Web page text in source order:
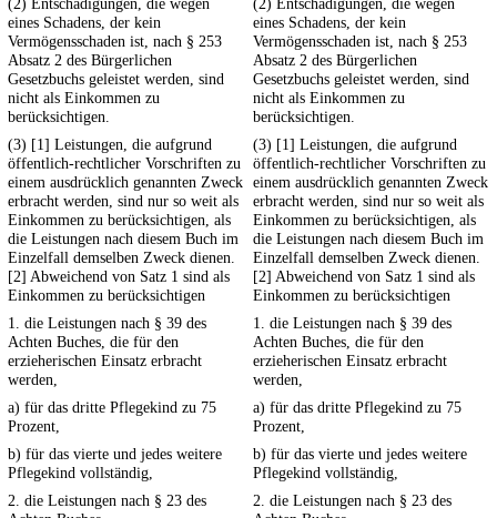
(2) Entschädigungen, die wegen
eines Schadens, der kein
Vermögensschaden ist, nach § 253
Absatz 2 des Bürgerlichen
Gesetzbuchs geleistet werden, sind
nicht als Einkommen zu
berücksichtigen.
(2) Entschädigungen, die wegen
eines Schadens, der kein
Vermögensschaden ist, nach § 253
Absatz 2 des Bürgerlichen
Gesetzbuchs geleistet werden, sind
nicht als Einkommen zu
berücksichtigen.
(3) [1] Leistungen, die aufgrund
öffentlich-rechtlicher Vorschriften zu
einem ausdrücklich genannten Zweck
erbracht werden, sind nur so weit als
Einkommen zu berücksichtigen, als
die Leistungen nach diesem Buch im
Einzelfall demselben Zweck dienen.
[2] Abweichend von Satz 1 sind als
Einkommen zu berücksichtigen
(3) [1] Leistungen, die aufgrund
öffentlich-rechtlicher Vorschriften zu
einem ausdrücklich genannten Zweck
erbracht werden, sind nur so weit als
Einkommen zu berücksichtigen, als
die Leistungen nach diesem Buch im
Einzelfall demselben Zweck dienen.
[2] Abweichend von Satz 1 sind als
Einkommen zu berücksichtigen
1. die Leistungen nach § 39 des
Achten Buches, die für den
erzieherischen Einsatz erbracht
werden,
1. die Leistungen nach § 39 des
Achten Buches, die für den
erzieherischen Einsatz erbracht
werden,
a) für das dritte Pflegekind zu 75
Prozent,
a) für das dritte Pflegekind zu 75
Prozent,
b) für das vierte und jedes weitere
Pflegekind vollständig,
b) für das vierte und jedes weitere
Pflegekind vollständig,
2. die Leistungen nach § 23 des
2. die Leistungen nach § 23 des